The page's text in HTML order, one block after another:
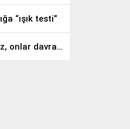
“ışık testi”
Nasihat işe yaramaz, onlar davranışa bakar